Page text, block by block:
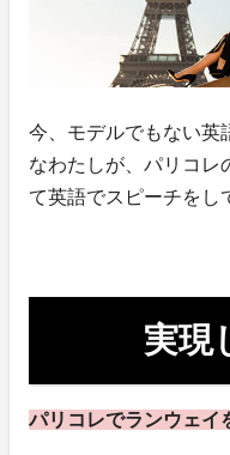
今、モデルでもない英
なわたしが、パリコレ
て英語でスピーチをし
実現
パリコレでランウェイ